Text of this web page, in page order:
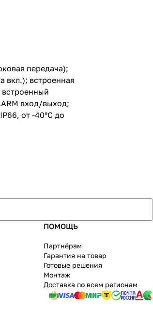
передача);
вкл.); встроенная
вход/выход;
от -40°С до
ПОМОЩЬ
Партнёрам
Гарантия на товар
Готовые решения
Монтаж
Доставка по всем регионам